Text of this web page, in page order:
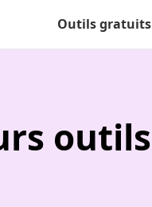
Outils gratuits
outils